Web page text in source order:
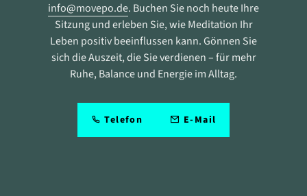
info@movepo.de. Buchen Sie noch heute Ihre
Sitzung und erleben Sie, wie Meditation Ihr
Leben positiv beeinflussen kann. Gönnen Sie
sich die Auszeit, die Sie verdienen – für mehr
Ruhe, Balance und Energie im Alltag.
Telefon E-Mail